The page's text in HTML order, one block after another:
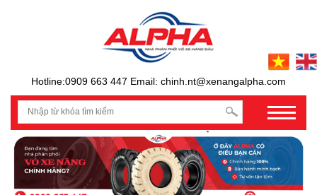
Hotline:0909 663 447 Email: chinh.nt@xenangalpha.com
prev